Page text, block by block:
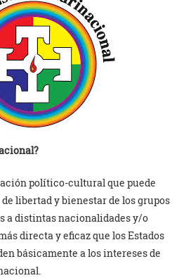
político-cultural que puede
libertad y bienestar de los grupos
a distintas nacionalidades y/o
directa y eficaz que los Estados
básicamente a los intereses de